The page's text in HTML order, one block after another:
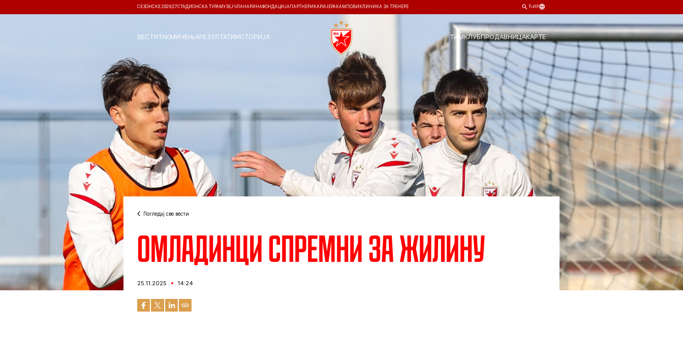
СЕЗОНСКЕ 2026/27СТАДИОНСКА ТУРА МУЗЕЈ ЧЛАНАРИНАФОНДАЦИЈА ПАРТНЕРИ КАРИЈЕРА КАМПОВИ КЛИНИКА ЗА ТРЕНЕРЕ ЋИР
ВЕСТИТАКМИЧЕЊАРЕЗУЛТАТИИСТОРИЈА ТИМКЛУБПРОДАВНИЦАКАРТЕ
Погледај све вести
Омладинци спремни за Жилину
25.11.2025 14:24